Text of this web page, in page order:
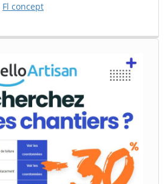
Fl concept